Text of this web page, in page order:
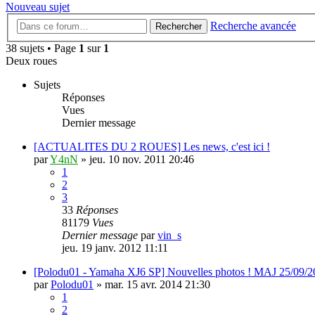
Nouveau sujet
Rechercher
Recherche avancée
38 sujets • Page 1 sur 1
Deux roues
Sujets
Réponses
Vues
Dernier message
[ACTUALITES DU 2 ROUES] Les news, c'est ici !
parY4nN » jeu. 10 nov. 2011 20:46
1
2
3
33 Réponses
81179 Vues
Dernier message parvin_s
jeu. 19 janv. 2012 11:11
[Polodu01 - Yamaha XJ6 SP] Nouvelles photos ! MAJ 25/09/
parPolodu01 » mar. 15 avr. 2014 21:30
1
2